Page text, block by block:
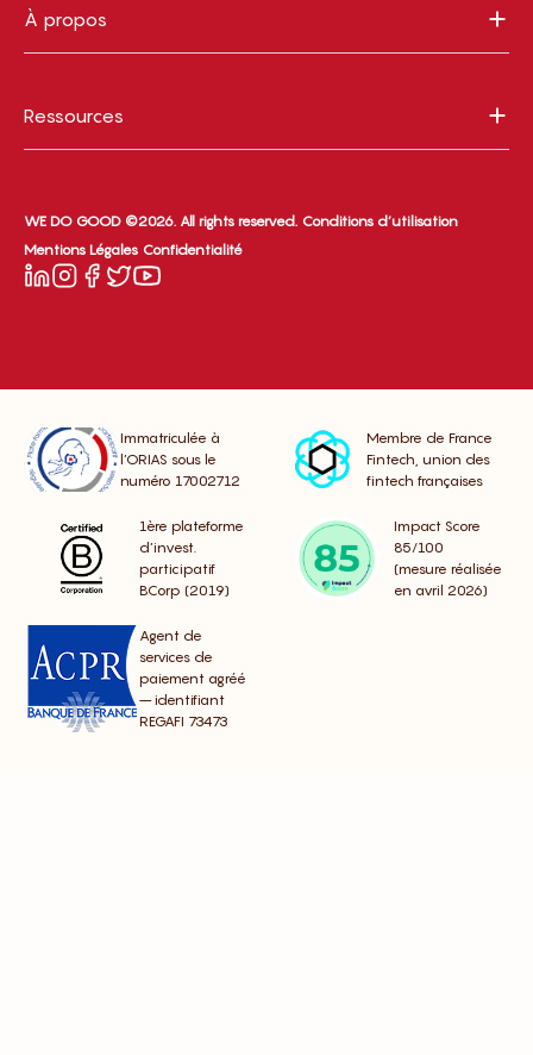
À propos
Ressources
WE DO GOOD ©2026. All rights reserved. Conditions d’utilisation
Mentions Légales Confidentialité
Immatriculée à
l’ORIAS sous le
numéro 17002712
Membre de France
Fintech, union des
fintech françaises
1ère plateforme
d’invest.
participatif
BCorp (2019)
Impact Score
85/100
(mesure réalisée
en avril 2026)
Agent de
services de
paiement agréé
– identifiant
REGAFI 73473